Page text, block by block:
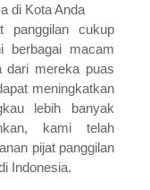
/ Pijat Xt
24 Jam Yogyakarta
Pijat Panggilan
Terdekat Dari
Panggilan
Dari Lokasi
Sekarang / Pijat
/ Pijat Panggilan
Terdekat Dari
Lokasi Saya /
di Kota Anda
panggilan cukup
berbagai macam
dari mereka puas
meningkatkan
lebih banyak
kami telah
pijat panggilan
Indonesia.